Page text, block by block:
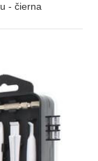
- čierna